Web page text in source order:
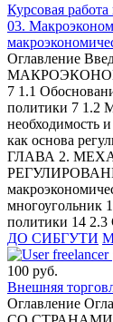
Курсовая
03.
Оглавление
7 1.1
политики 7 1.2
необходимость
как основа
ГЛАВА 2.
многоугольник
политики 14 2.3
ДО СИБГУТИ
freelancer
100 руб.
Внешняя
Оглавление